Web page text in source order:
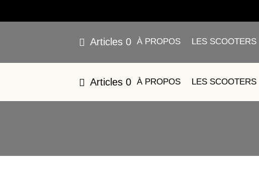
Articles 0 À PROPOS LES SCOOTERS
Articles 0 À PROPOS LES SCOOTERS
7 –